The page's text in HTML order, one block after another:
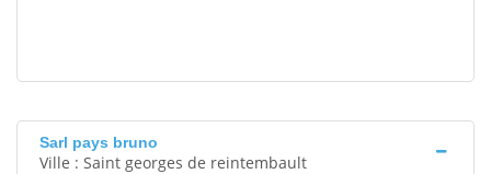
Sarl pays bruno
Ville : Saint georges de reintembault